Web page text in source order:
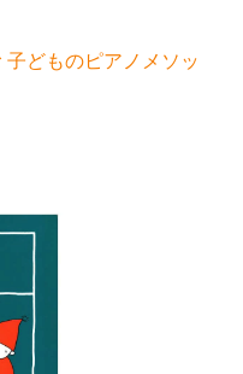
どものピアノメソッ